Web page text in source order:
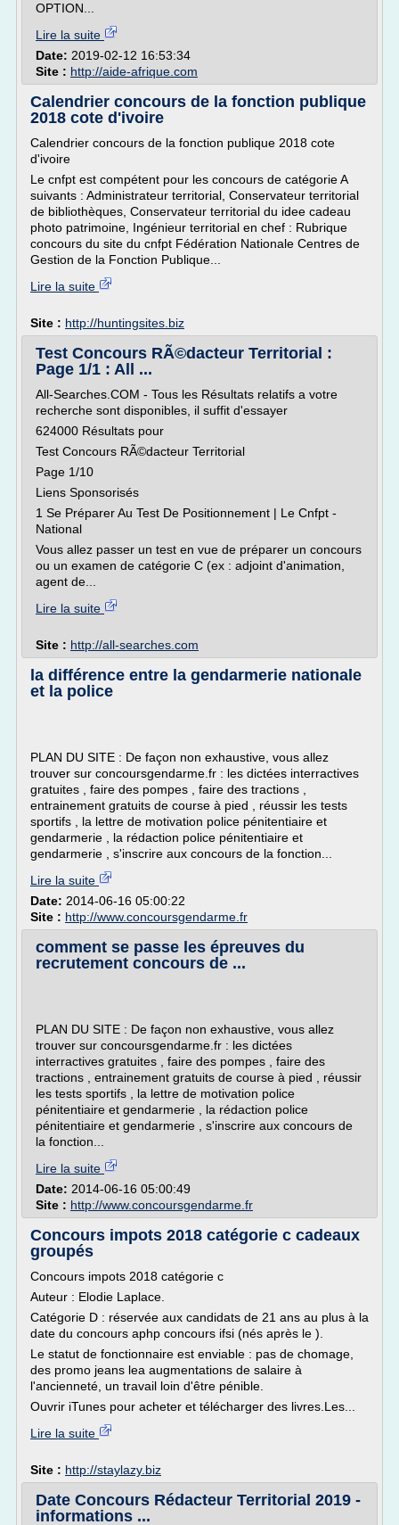
OPTION...
Lire la suite
Date: 2019-02-12 16:53:34
Site : http://aide-afrique.com
Calendrier concours de la fonction publique
2018 cote d'ivoire
Calendrier concours de la fonction publique 2018 cote
d'ivoire
Le cnfpt est compétent pour les concours de catégorie A
suivants : Administrateur territorial, Conservateur territorial
de bibliothèques, Conservateur territorial du idee cadeau
photo patrimoine, Ingénieur territorial en chef : Rubrique
concours du site du cnfpt Fédération Nationale Centres de
Gestion de la Fonction Publique...
Lire la suite
Site : http://huntingsites.biz
Test Concours RÃ©dacteur Territorial :
Page 1/1 : All ...
All-Searches.COM - Tous les Résultats relatifs a votre
recherche sont disponibles, il suffit d'essayer
624000 Résultats pour
Test Concours RÃ©dacteur Territorial
Page 1/10
Liens Sponsorisés
1 Se Préparer Au Test De Positionnement | Le Cnfpt -
National
Vous allez passer un test en vue de préparer un concours
ou un examen de catégorie C (ex : adjoint d'animation,
agent de...
Lire la suite
Site : http://all-searches.com
la différence entre la gendarmerie nationale
et la police
PLAN DU SITE : De façon non exhaustive, vous allez
trouver sur concoursgendarme.fr : les dictées interractives
gratuites , faire des pompes , faire des tractions ,
entrainement gratuits de course à pied , réussir les tests
sportifs , la lettre de motivation police pénitentiaire et
gendarmerie , la rédaction police pénitentiaire et
gendarmerie , s'inscrire aux concours de la fonction...
Lire la suite
Date: 2014-06-16 05:00:22
Site : http://www.concoursgendarme.fr
comment se passe les épreuves du
recrutement concours de ...
PLAN DU SITE : De façon non exhaustive, vous allez
trouver sur concoursgendarme.fr : les dictées
interractives gratuites , faire des pompes , faire des
tractions , entrainement gratuits de course à pied , réussir
les tests sportifs , la lettre de motivation police
pénitentiaire et gendarmerie , la rédaction police
pénitentiaire et gendarmerie , s'inscrire aux concours de
la fonction...
Lire la suite
Date: 2014-06-16 05:00:49
Site : http://www.concoursgendarme.fr
Concours impots 2018 catégorie c cadeaux
groupés
Concours impots 2018 catégorie c
Auteur : Elodie Laplace.
Catégorie D : réservée aux candidats de 21 ans au plus à la
date du concours aphp concours ifsi (nés après le ).
Le statut de fonctionnaire est enviable : pas de chomage,
des promo jeans lea augmentations de salaire à
l'ancienneté, un travail loin d'être pénible.
Ouvrir iTunes pour acheter et télécharger des livres.Les...
Lire la suite
Site : http://staylazy.biz
Date Concours Rédacteur Territorial 2019 -
informations ...